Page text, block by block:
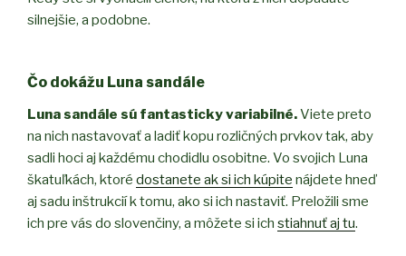
silnejšie, a podobne.
Čo dokážu Luna sandále
Luna sandále sú fantasticky variabilné.Viete preto
na nich nastavovať a ladiť kopu rozličných prvkov tak, aby
sadli hoci aj každému chodidlu osobitne. Vo svojich Luna
škatuľkách, ktoré dostanete ak si ich kúpite nájdete hneď
aj sadu inštrukcií k tomu, ako si ich nastaviť. Preložili sme
ich pre vás do slovenčiny, a môžete si ich stiahnuť aj tu.